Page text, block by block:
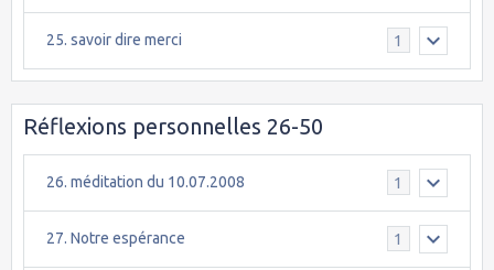
25. savoir dire merci 1
Réflexions personnelles 26-50
26. méditation du 10.07.2008 1
27. Notre espérance 1